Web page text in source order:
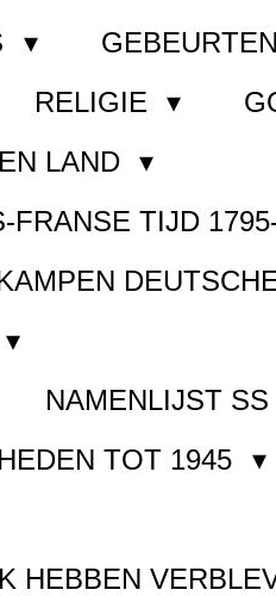
RELIGIE
LAND
FRANSE TIJD
NAMENLIJST
TOT 1945
HEBBEN